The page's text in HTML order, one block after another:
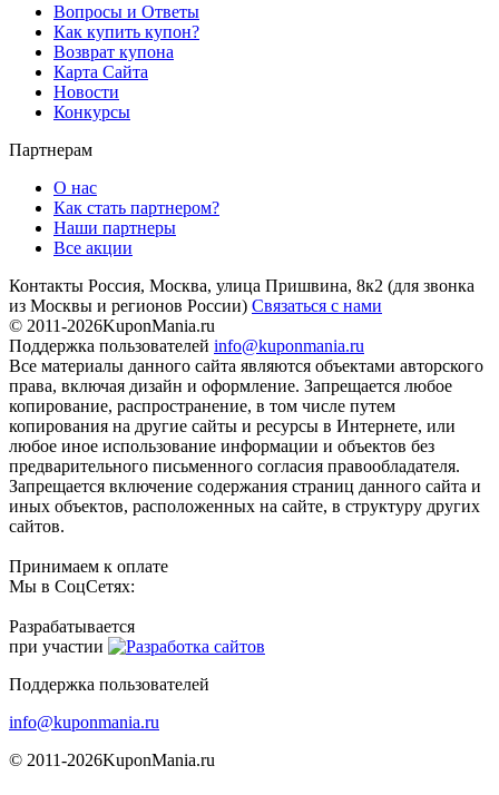
Вопросы и Ответы
Как купить купон?
Возврат купона
Карта Сайта
Новости
Конкурсы
Партнерам
О нас
Как стать партнером?
Наши партнеры
Все акции
Контакты Россия, Москва, улица Пришвина, 8к2 (для звонка
из Москвы и регионов России) Связаться с нами
© 2011-2026KuponMania.ru
Поддержка пользователей info@kuponmania.ru
Все материалы данного сайта являются объектами авторского
права, включая дизайн и оформление. Запрещается любое
копирование, распространение, в том числе путем
копирования на другие сайты и ресурсы в Интернете, или
любое иное использование информации и объектов без
предварительного письменного согласия правообладателя.
Запрещается включение содержания страниц данного сайта и
иных объектов, расположенных на сайте, в структуру других
сайтов.
Принимаем к оплате
Мы в СоцСетях:
Разрабатывается
при участии
Поддержка пользователей
info@kuponmania.ru
© 2011-2026KuponMania.ru